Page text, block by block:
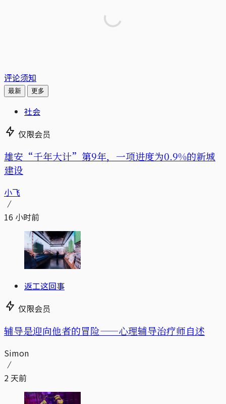
评论须知
最新 更多
社会
仅限会员
雄安“千年大计”第9年，一项进度为0.9%的新城
建设
小飞
16 小时前
返工这回事
仅限会员
辅导是迎向他者的冒险——心理辅导治疗师自述
Simon
2 天前